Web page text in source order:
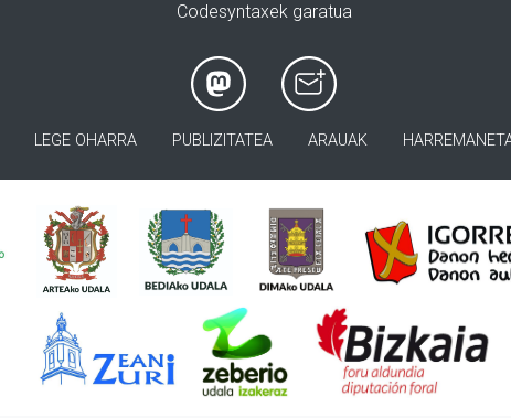
Codesyntaxek garatua
LEGE OHARRA PUBLIZITATEA ARAUAK